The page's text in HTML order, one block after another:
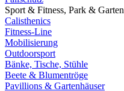
Sport & Fitness, Park & Garten
Calisthenics
Fitness-Line
Mobilisierung
Outdoorsport
Bänke, Tische, Stühle
Beete & Blumentröge
Pavillions & Gartenhäuser